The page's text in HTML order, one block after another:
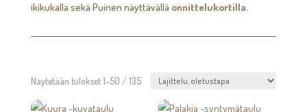
ikikukalla sekä Puinen näyttävällä onnittelukortilla.
Näytetään tulokset 1–50 / 135